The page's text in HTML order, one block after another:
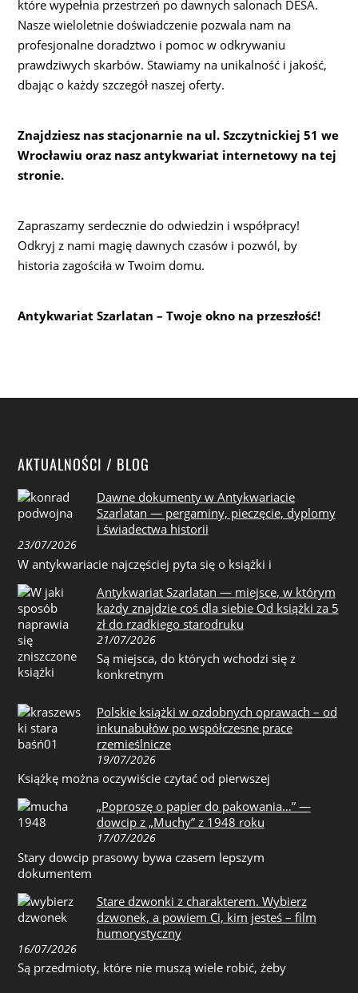
które wypełnia przestrzeń po dawnych salonach DESA.
Nasze wieloletnie doświadczenie pozwala nam na
profesjonalne doradztwo i pomoc w odkrywaniu
prawdziwych skarbów. Stawiamy na unikalność i jakość,
dbając o każdy szczegół naszej oferty.
Znajdziesz nas stacjonarnie na ul. Szczytnickiej 51 we
Wrocławiu oraz nasz antykwariat internetowy na tej
stronie.
Zapraszamy serdecznie do odwiedzin i współpracy!
Odkryj z nami magię dawnych czasów i pozwól, by
historia zagościła w Twoim domu.
Antykwariat Szarlatan – Twoje okno na przeszłość!
AKTUALNOŚCI / BLOG
Dawne dokumenty w Antykwariacie
Szarlatan — pergaminy, pieczęcie, dyplomy
i świadectwa historii
23/07/2026
W antykwariacie najczęściej pyta się o książki i
Antykwariat Szarlatan — miejsce, w którym
każdy znajdzie coś dla siebie Od książki za 5
zł do rzadkiego starodruku
21/07/2026
Są miejsca, do których wchodzi się z
konkretnym
Polskie książki w ozdobnych oprawach – od
inkunabułów po współczesne prace
rzemieślnicze
19/07/2026
Książkę można oczywiście czytać od pierwszej
„Poproszę o papier do pakowania…” —
dowcip z „Muchy” z 1948 roku
17/07/2026
Stary dowcip prasowy bywa czasem lepszym
dokumentem
Stare dzwonki z charakterem. Wybierz
dzwonek, a powiem Ci, kim jesteś – film
humorystyczny
16/07/2026
Są przedmioty, które nie muszą wiele robić, żeby